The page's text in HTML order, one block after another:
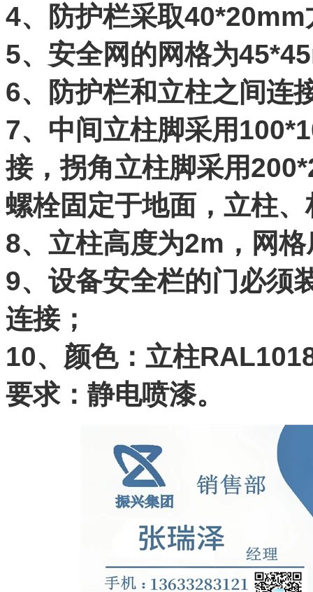
4、防护栏采取
5、安全网的网格为
6、防护栏和立柱之间连
7、中间立柱脚采用
接，拐角立柱脚采用
螺栓固定于地面，立柱
8、立柱高度为2m，网
9、设备安全栏的门必须
连接；
10、颜色：立柱
要求：静电喷漆。